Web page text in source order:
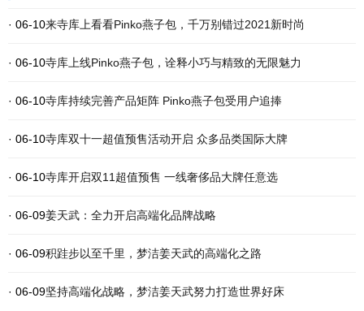
· 06-10来寺库上看看Pinko燕子包，千万别错过2021新时尚
· 06-10寺库上线Pinko燕子包，诠释小巧与精致的无限魅力
· 06-10寺库持续完善产品矩阵 Pinko燕子包受用户追捧
· 06-10寺库双十一超值预售活动开启 众多品类国际大牌
· 06-10寺库开启双11超值预售 一线奢侈品大牌任意选
· 06-09姜天武：全力开启高端化品牌战略
· 06-09积跬步以至千里，梦洁姜天武的高端化之路
· 06-09坚持高端化战略，梦洁姜天武努力打造世界好床